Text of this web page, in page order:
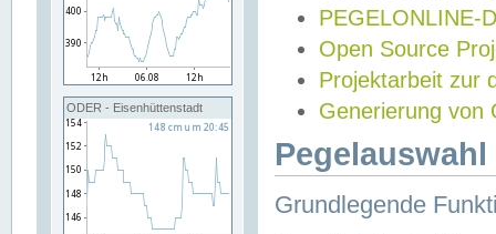
ODER - Eisenhüttenstadt
PEGELONLINE-
Open Source
Projektarbeit zur
Generierung von
Grundlegende